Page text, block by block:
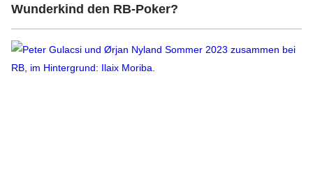
Wunderkind den RB-Poker?